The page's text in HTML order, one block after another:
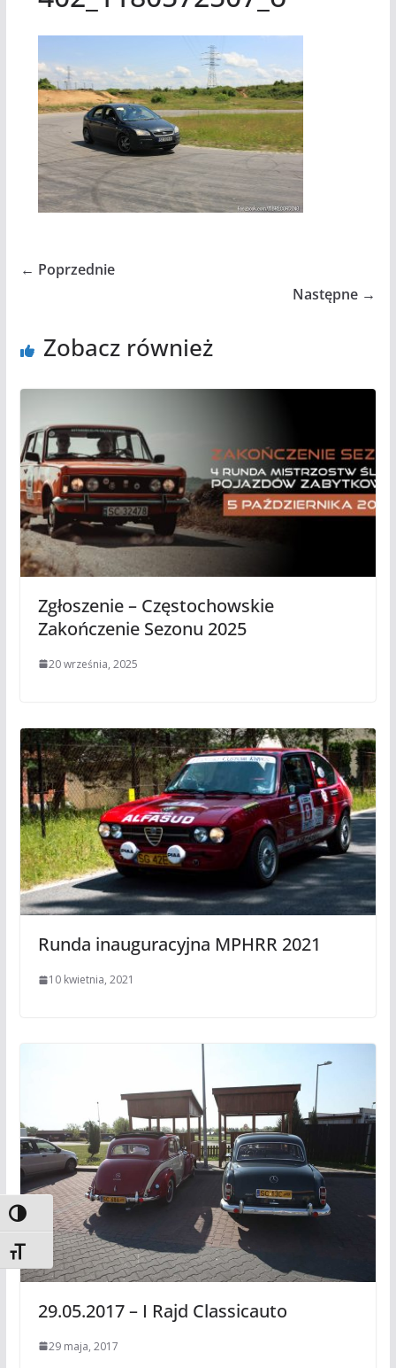
Toggle High Contrast
Toggle Font size
← Poprzednie
Następne →
Zobacz również
Zgłoszenie – Częstochowskie
Zakończenie Sezonu 2025
20 września, 2025
Runda inauguracyjna MPHRR 2021
10 kwietnia, 2021
29.05.2017 – I Rajd Classicauto
29 maja, 2017